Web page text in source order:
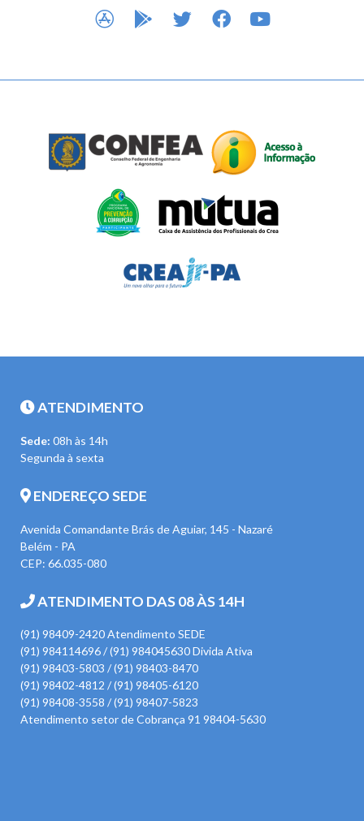
APP STOREGOOGLE PLAY
TWITTERFACEBOOK
ATENDIMENTO
Sede: 08h às 14h
Segunda à sexta
ENDEREÇO SEDE
Avenida Comandante Brás de Aguiar, 145 - Nazaré
Belém - PA
CEP: 66.035-080
ATENDIMENTO DAS 08 ÀS 14H
(91) 98409-2420 Atendimento SEDE
(91) 984114696 / (91) 984045630 Divida Ativa
(91) 98403-5803 / (91) 98403-8470
(91) 98402-4812 / (91) 98405-6120
(91) 98408-3558 / (91) 98407-5823
Atendimento setor de Cobrança 91 98404-5630